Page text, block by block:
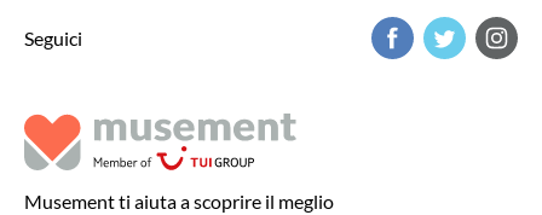
Seguici
Musement ti aiuta a scoprire il meglio